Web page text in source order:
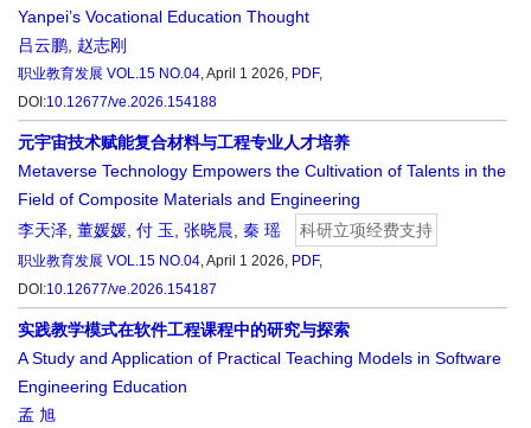
Yanpei’s Vocational Education Thought
吕云鹏 赵志刚
职业教育发展 VOL.15 NO.04, April 1 2026, PDF,
DOI:10.12677/ve.2026.154188
元宇宙技术赋能复合材料与工程专业人才培养
Metaverse Technology Empowers the Cultivation of Talents in the
Field of Composite Materials and Engineering
李天泽 董媛媛 付 玉 张晓晨 秦 瑶 科研立项经费支持
职业教育发展 VOL.15 NO.04, April 1 2026, PDF,
DOI:10.12677/ve.2026.154187
实践教学模式在软件工程课程中的研究与探索
A Study and Application of Practical Teaching Models in Software
Engineering Education
孟 旭